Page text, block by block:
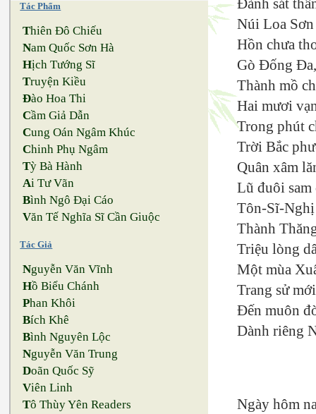
Tác Phẩm
Thiên Đô Chiếu
Nam Quốc Sơn Hà
Hịch Tướng Sĩ
Truyện Kiều
Đào Hoa Thi
Cầm Giả Dẫn
Cung Oán Ngâm Khúc
Chinh Phụ Ngâm
Tỳ Bà Hành
Ai Tư Vãn
Bình Ngô Đại Cáo
Văn Tế Nghĩa Sĩ Cần Giuộc
Tác Giả
Nguyễn Văn Vĩnh
Hồ Biểu Chánh
Phan Khôi
Bích Khê
Bình Nguyên Lộc
Nguyễn Văn Trung
Doãn Quốc Sỹ
Viên Linh
Tô Thùy Yên Readers
Núi Loa
Hồn chưa
Gò Đống
Thành mồ
Hai mươi
Trong phút
Trời Bắc
Quân xâm
Lũ đuôi
Tôn-Sĩ-
Thành
Triệu lòng
Một mùa
Trang sử
Đến muôn
Dành riêng
Ngày hôm